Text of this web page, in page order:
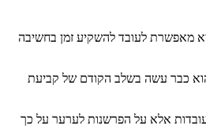
מאפשרת לעובד להשקיע זמן בחשיבה
כבר עשה בשלב הקודם של קביעת
אלא על הפרשנות לערער על כך